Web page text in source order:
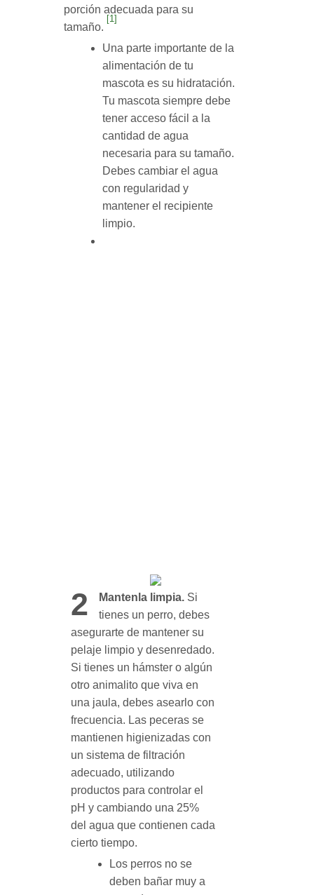
porción adecuada para su
tamaño.
[1]
Una parte importante de la
alimentación de tu
mascota es su hidratación.
Tu mascota siempre debe
tener acceso fácil a la
cantidad de agua
necesaria para su tamaño.
Debes cambiar el agua
con regularidad y
mantener el recipiente
limpio.
2 Mantenla limpia. Si
tienes un perro, debes
asegurarte de mantener su
pelaje limpio y desenredado.
Si tienes un hámster o algún
otro animalito que viva en
una jaula, debes asearlo con
frecuencia. Las peceras se
mantienen higienizadas con
un sistema de filtración
adecuado, utilizando
productos para controlar el
pH y cambiando una 25%
del agua que contienen cada
cierto tiempo.
Los perros no se
deben bañar muy a